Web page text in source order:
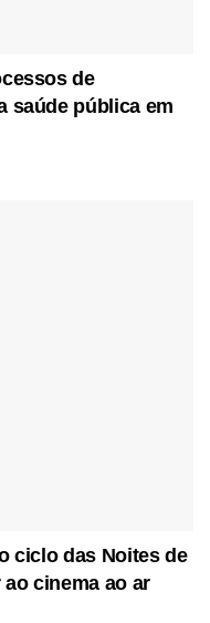
de
saúde pública em
ciclo das Noites de
cinema ao ar